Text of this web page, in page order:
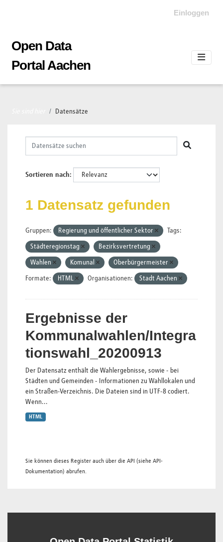
Einloggen
Open Data
Portal Aachen
Datensätze
Sortieren nach
1 Datensatz gefunden
Gruppen: Regierung und öffentlicher Sektor Tags:
Städteregionstag Bezirksvertretung
Wahlen Komunal Oberbürgermeister
Formate: HTML Organisationen: Stadt Aachen
Ergebnisse der
Kommunalwahlen/Integra
tionswahl_20200913
Der Datensatz enthält die Wahlergebnisse, sowie - bei
Städten und Gemeinden - Informationen zu Wahllokalen und
ein Straßen-Verzeichnis. Die Dateien sind in UTF-8 codiert.
Wenn...
HTML
Sie können dieses Register auch über die API (siehe API-
Dokumentation) abrufen.